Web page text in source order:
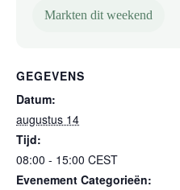
Markten dit weekend
GEGEVENS
Datum:
augustus 14
Tijd:
08:00 - 15:00 CEST
Evenement Categorieën: